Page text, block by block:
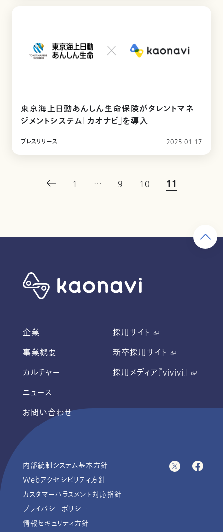
東京海上日動あんしん生命保険がタレントマネ
ジメントシステム「カオナビ」を導入
プレスリリース 2025.01.17
1 … 9 10 11
企業
事業概要
カルチャー
ニュース
お問い合わせ
採用サイト
新卒採用サイト
採用メディア『vivivi』
内部統制システム基本方針
Webアクセシビリティ方針
カスタマーハラスメント対応指針
プライバシーポリシー
情報セキュリティ方針